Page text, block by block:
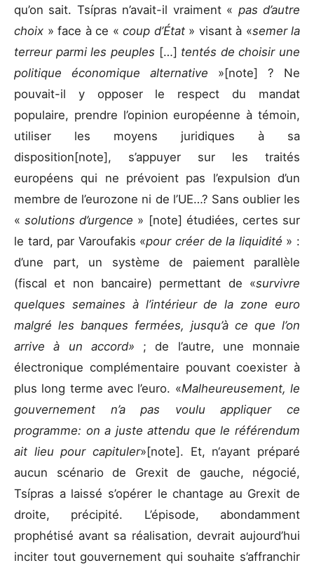
qu’on sait. Tsípras n’avait-il vraiment « pas d’autre
choix » face à ce « coup d’État » visant à «semer la
terreur parmi les peuples […] tentés de choisir une
politique économique alternative »[note] ? Ne
pouvait-il y opposer le respect du mandat
populaire, prendre l’opinion européenne à témoin,
utiliser les moyens juridiques à sa
disposition[note], s’appuyer sur les traités
européens qui ne prévoient pas l’expulsion d’un
membre de l’eurozone ni de l’UE…? Sans oublier les
«solutions d’urgence » [note] étudiées, certes sur
le tard, par Varoufakis «pour créer de la liquidité » :
d’une part, un système de paiement parallèle
(fiscal et non bancaire) permettant de «survivre
quelques semaines à l’intérieur de la zone euro
malgré les banques fermées, jusqu’à ce que l’on
arrive à un accord» ; de l’autre, une monnaie
électronique complémentaire pouvant coexister à
plus long terme avec l’euro. «Malheureusement, le
gouvernement n’a pas voulu appliquer ce
programme: on a juste attendu que le référendum
ait lieu pour capituler»[note]. Et, n‘ayant préparé
aucun scénario de Grexit de gauche, négocié,
Tsípras a laissé s’opérer le chantage au Grexit de
droite, précipité. L’épisode, abondamment
prophétisé avant sa réalisation, devrait aujourd’hui
inciter tout gouvernement qui souhaite s’affranchir